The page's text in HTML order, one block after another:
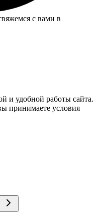
с вами в
и удобной работы сайта.
принимаете условия